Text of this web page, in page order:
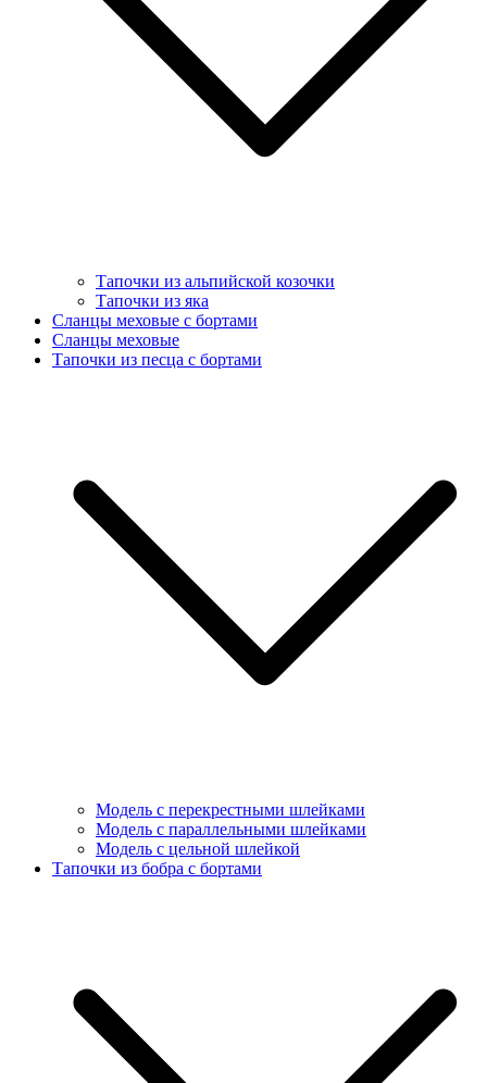
Тапочки из альпийской козочки
Тапочки из яка
Сланцы меховые с бортами
Сланцы меховые
Тапочки из песца с бортами
Модель с перекрестными шлейками
Модель с параллельными шлейками
Модель с цельной шлейкой
Тапочки из бобра с бортами